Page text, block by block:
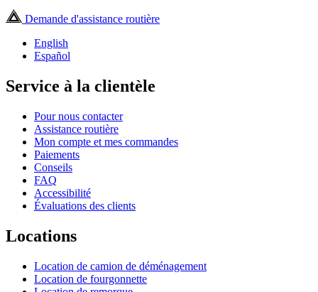
Demande d'assistance routière
English
Español
Service à la clientèle
Pour nous contacter
Assistance routière
Mon compte et mes commandes
Paiements
Conseils
FAQ
Accessibilité
Évaluations des clients
Locations
Location de camion de déménagement
Location de fourgonnette